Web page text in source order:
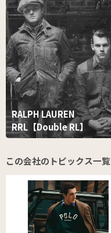
RALPH LAUREN
RRL【Double RL】
この会社のトピックス一覧